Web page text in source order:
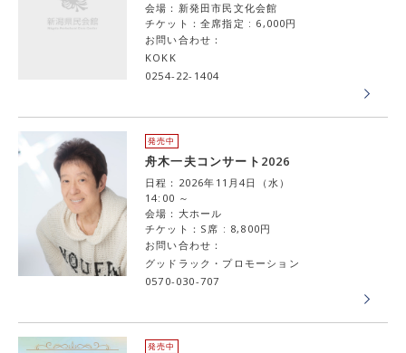
会場：新発田市民文化会館
チケット：全席指定 : 6,000円
お問い合わせ：
KOKK
0254-22-1404
発売中
舟木一夫コンサート2026
日程：2026年11月4日（水）
14:00 ～
会場：大ホール
チケット：S席 : 8,800円
お問い合わせ：
グッドラック・プロモーション
0570-030-707
発売中